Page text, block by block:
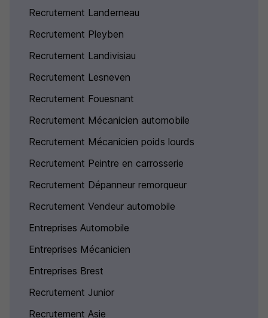
Recrutement Landerneau
Recrutement Pleyben
Recrutement Landivisiau
Recrutement Lesneven
Recrutement Fouesnant
Recrutement Mécanicien automobile
Recrutement Mécanicien poids lourds
Recrutement Peintre en carrosserie
Recrutement Dépanneur remorqueur
Recrutement Vendeur automobile
Entreprises Automobile
Entreprises Mécanicien
Entreprises Brest
Recrutement Junior
Recrutement Asie